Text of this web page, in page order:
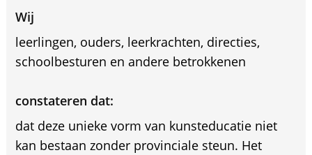
Wij
leerlingen, ouders, leerkrachten, directies,
schoolbesturen en andere betrokkenen
constateren dat:
dat deze unieke vorm van kunsteducatie niet
kan bestaan zonder provinciale steun. Het